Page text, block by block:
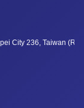
City 236, Taiwan